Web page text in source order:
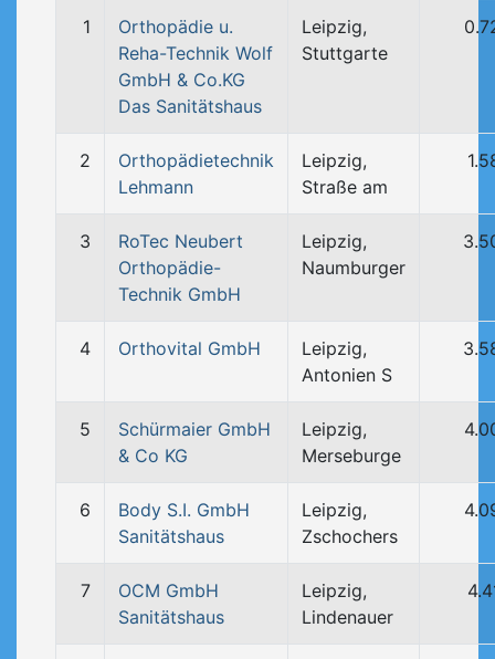
1
Orthopädie u.
Reha-Technik Wolf
GmbH & Co.KG
Das Sanitätshaus
Leipzig,
Stuttgarte
2
Orthopädietechnik
Lehmann
Leipzig,
Straße am
3
RoTec Neubert
Orthopädie-
Technik GmbH
Leipzig,
Naumburger
4 Orthovital GmbH
Leipzig,
Antonien S
5
Schürmaier GmbH
& Co KG
Leipzig,
Merseburge
6
Body S.I. GmbH
Sanitätshaus
Leipzig,
Zschochers
7
OCM GmbH
Sanitätshaus
Leipzig,
Lindenauer